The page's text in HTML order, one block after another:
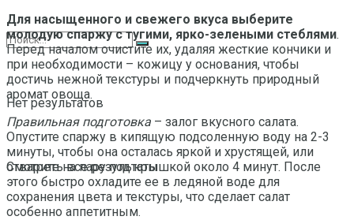
Нет результатов
Смотреть все результаты
Для насыщенного и свежего вкуса выберите
молодую спаржу с тугими, ярко-зелеными стеблями.
Перед началом очистите их, удаляя жесткие кончики и
при необходимости – кожицу у основания, чтобы
достичь нежной текстуры и подчеркнуть природный
аромат овоща.
Правильная подготовка – залог вкусного салата.
Опустите спаржу в кипящую подсоленную воду на 2-3
минуты, чтобы она осталась яркой и хрустящей, или
отварите на пару под крышкой около 4 минут. После
этого быстро охладите ее в ледяной воде для
сохранения цвета и текстуры, что сделает салат
особенно аппетитным.